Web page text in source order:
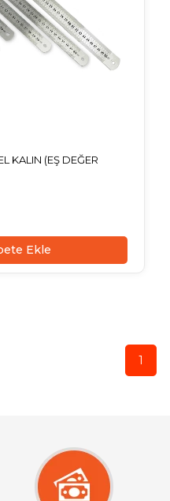
KALIN (EŞ DEĞER
Ekle
1